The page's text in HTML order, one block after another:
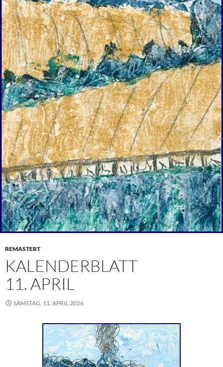
REMASTERT
KALENDERBLATT
11. APRIL
SAMSTAG, 11. APRIL 2026